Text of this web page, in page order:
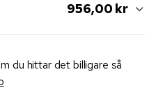
956,00 kr
du hittar det billigare så